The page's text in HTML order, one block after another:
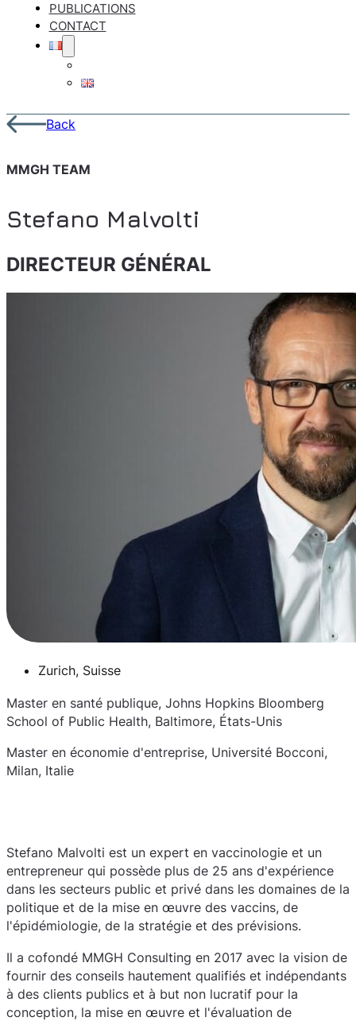
PUBLICATIONS
CONTACT
Back
MMGH TEAM
Stefano Malvolti
DIRECTEUR GÉNÉRAL
Zurich, Suisse
Master en santé publique, Johns Hopkins Bloomberg
School of Public Health, Baltimore, États-Unis
Master en économie d'entreprise, Université Bocconi,
Milan, Italie
Stefano Malvolti est un expert en vaccinologie et un
entrepreneur qui possède plus de 25 ans d'expérience
dans les secteurs public et privé dans les domaines de la
politique et de la mise en œuvre des vaccins, de
l'épidémiologie, de la stratégie et des prévisions.
Il a cofondé MMGH Consulting en 2017 avec la vision de
fournir des conseils hautement qualifiés et indépendants
à des clients publics et à but non lucratif pour la
conception, la mise en œuvre et l'évaluation de